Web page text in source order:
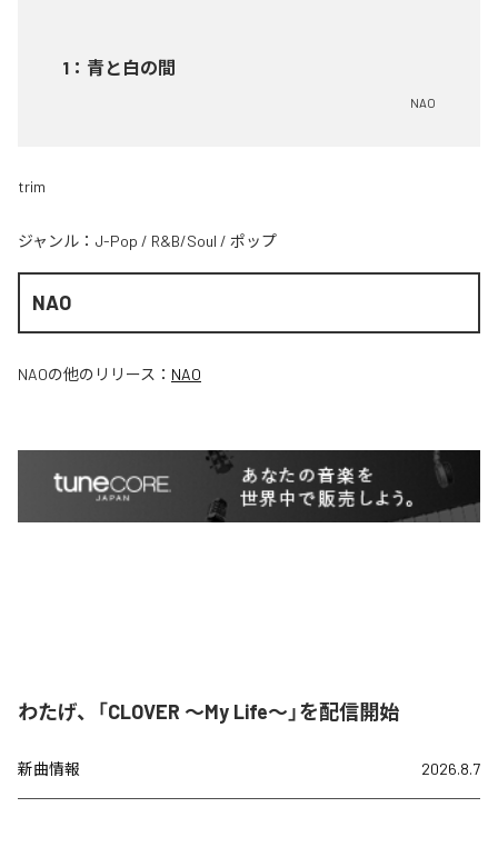
1 ： 青と白の間
NAO
trim
ジャンル： J-Pop / R&B/Soul / ポップ
NAO
NAOの他のリリース： NAO
わたげ、「CLOVER ～My Life～」を配信開始
新曲情報 2026.8.7